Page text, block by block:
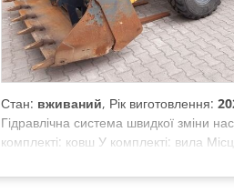
Стан: вживаний, Рік виготовлення:
Гідравлічна система швидкої зміни
комплекті: ковш У комплекті: вила